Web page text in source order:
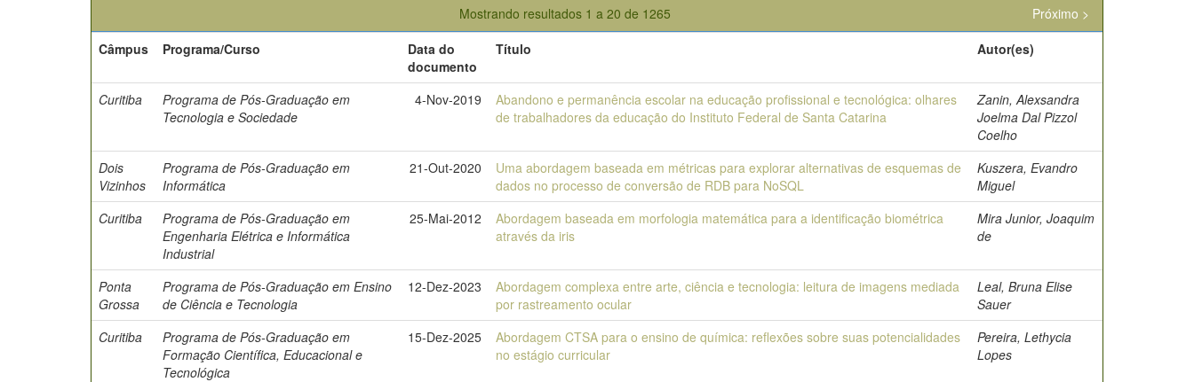
Mostrando resultados 1 a 20 de 1265
Próximo >
Câmpus
Programa/Curso
Data do
documento
Título Autor(es)
Curitiba
Programa de Pós-Graduação em
Tecnologia e Sociedade
4-Nov-2019
Abandono e permanência escolar na educação profissional e tecnológica: olhares
de trabalhadores da educação do Instituto Federal de Santa Catarina
Zanin, Alexsandra
Joelma Dal Pizzol
Coelho
Dois
Vizinhos
Programa de Pós-Graduação em
Informática
21-Out-2020
Uma abordagem baseada em métricas para explorar alternativas de esquemas de
dados no processo de conversão de RDB para NoSQL
Kuszera, Evandro
Miguel
Curitiba
Programa de Pós-Graduação em
Engenharia Elétrica e Informática
Industrial
25-Mai-2012
Abordagem baseada em morfologia matemática para a identificação biométrica
através da iris
Mira Junior, Joaquim
de
Ponta
Grossa
Programa de Pós-Graduação em Ensino
de Ciência e Tecnologia
12-Dez-2023
Abordagem complexa entre arte, ciência e tecnologia: leitura de imagens mediada
por rastreamento ocular
Leal, Bruna Elise
Sauer
Curitiba
Programa de Pós-Graduação em
Formação Científica, Educacional e
Tecnológica
15-Dez-2025
Abordagem CTSA para o ensino de química: reflexões sobre suas potencialidades
no estágio curricular
Pereira, Lethycia
Lopes